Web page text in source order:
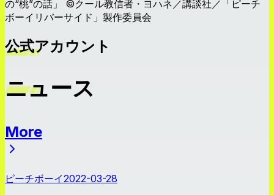
の“桃”の話」 ©クール教信者・ヨハネ／講談社／「ピーチ
ボーイリバーサイド」製作委員会
公式アカウント
ニュース
More
ピーチボーイ2022-03-28